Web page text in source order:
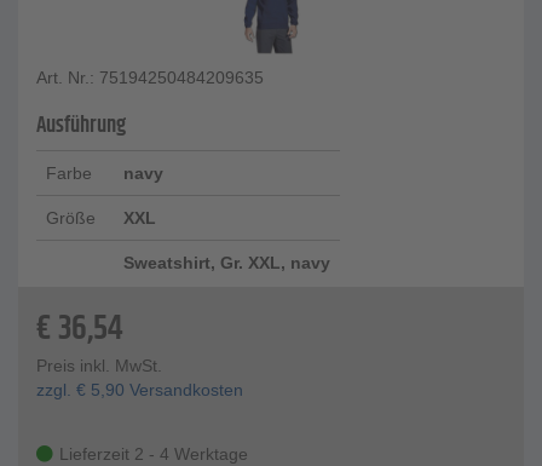
Art. Nr.: 75194250484209635
Ausführung
Farbe navy
Größe XXL
Sweatshirt, Gr. XXL, navy
€36,54
Preis inkl. MwSt.
zzgl. € 5,90 Versandkosten
Lieferzeit 2 - 4 Werktage